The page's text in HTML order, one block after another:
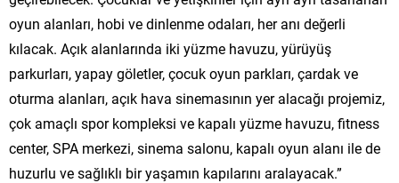
oyun alanları, hobi ve dinlenme odaları, her anı değerli
kılacak. Açık alanlarında iki yüzme havuzu, yürüyüş
parkurları, yapay göletler, çocuk oyun parkları, çardak ve
oturma alanları, açık hava sinemasının yer alacağı projemiz,
çok amaçlı spor kompleksi ve kapalı yüzme havuzu, fitness
center, SPA merkezi, sinema salonu, kapalı oyun alanı ile de
huzurlu ve sağlıklı bir yaşamın kapılarını aralayacak.”